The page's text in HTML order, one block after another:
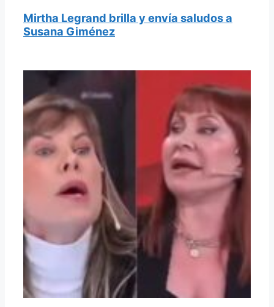
Mirtha Legrand brilla y envía saludos a
Susana Giménez